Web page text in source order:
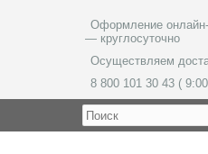
Оформление онлайн-
— круглосуточно
Осуществляем
8 800 101 30 43 (